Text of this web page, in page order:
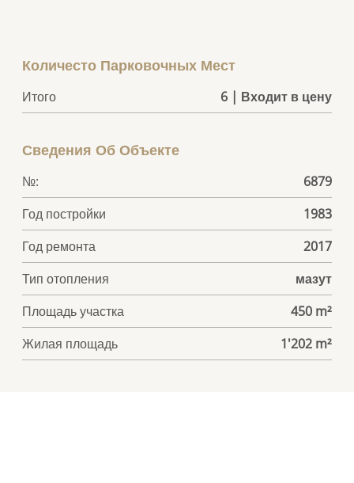
Количесто Парковочных Мест
Итого 6 | Входит в цену
Сведения Об Объекте
№:
6879
Год постройки
1983
Год ремонта
2017
Тип отопления
мазут
Площадь участка
450 m²
Жилая площадь
1'202 m²